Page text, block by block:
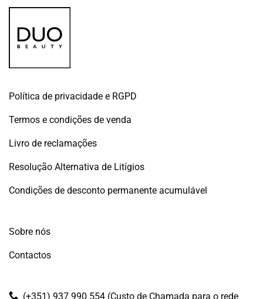
Política de privacidade e RGPD
Termos e condições de venda
Livro de reclamações
Resolução Alternativa de Litígios
Condições de desconto permanente acumulável
Sobre nós
Contactos
(+351) 937 990 554 (Custo de Chamada para o rede